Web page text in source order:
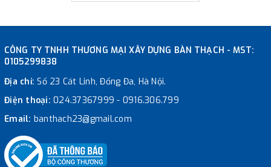
CÔNG TY TNHH THƯƠNG MẠI XÂY DỰNG BÀN THẠCH - MST:
0105299838
Địa chỉ:Số 23 Cát Linh, Đống Đa, Hà Nội.
Điện thoại: 024.37367999 - 0916.306.799
Email: banthach23@gmail.com